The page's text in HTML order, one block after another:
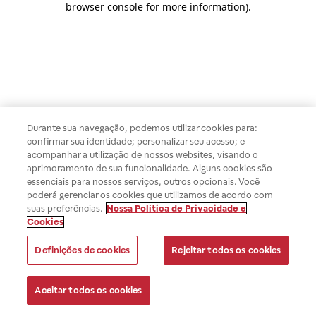
browser console for more information).
Durante sua navegação, podemos utilizar cookies para:
confirmar sua identidade; personalizar seu acesso; e
acompanhar a utilização de nossos websites, visando o
aprimoramento de sua funcionalidade. Alguns cookies são
essenciais para nossos serviços, outros opcionais. Você
poderá gerenciar os cookies que utilizamos de acordo com
suas preferências. Nossa Política de Privacidade e
Cookies
Definições de cookies Rejeitar todos os cookies
Aceitar todos os cookies